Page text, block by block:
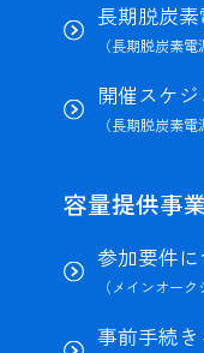
長期脱炭
（長期脱炭素電
開催スケ
（長期脱炭素電
容量提供事
参加要件に
（メインオー
事前手続